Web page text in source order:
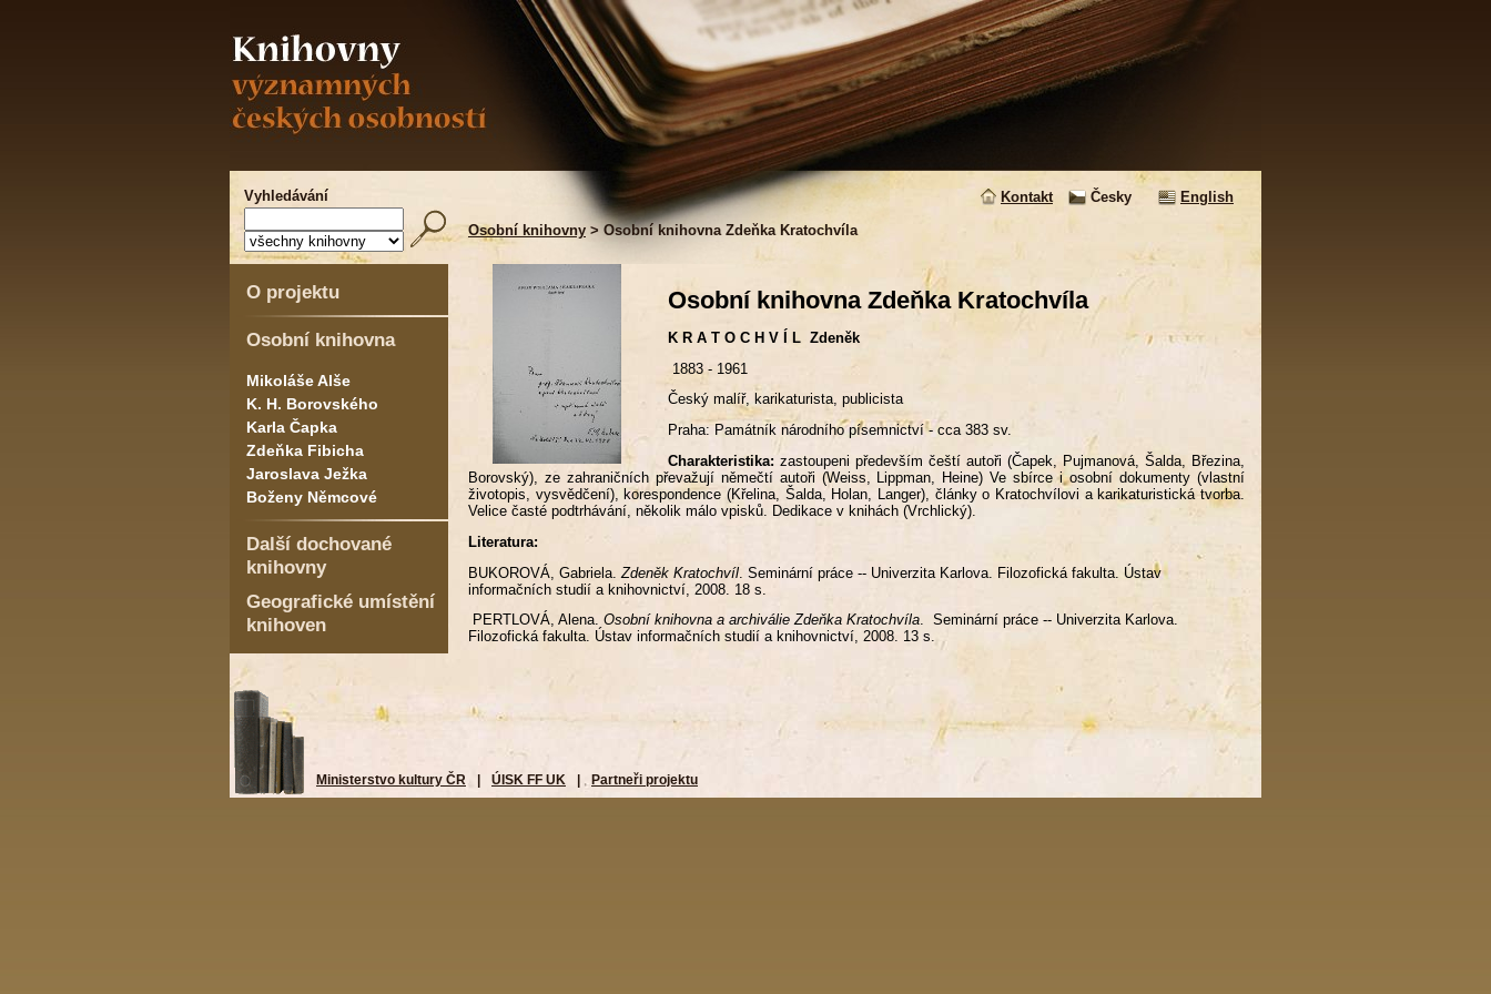
Vyhledávání Kontakt Česky
English
Osobní knihovny > Osobní knihovna Zdeňka Kratochvíla
O projektu
Osobní knihovna
Mikoláše Alše
K. H. Borovského
Karla Čapka
Zdeňka Fibicha
Jaroslava Ježka
Boženy Němcové
Další dochované
knihovny
Geografické umístění
knihoven
Osobní knihovna Zdeňka Kratochvíla
K R A T O C H V Í L Zdeněk
1883 - 1961
Český malíř, karikaturista, publicista
Praha: Památník národního písemnictví - cca 383 sv.
Charakteristika: zastoupeni především čeští autoři (Čapek, Pujmanová, Šalda, Březina,
Borovský), ze zahraničních převažují němečtí autoři (Weiss, Lippman, Heine) Ve sbírce i osobní dokumenty (vlastní
životopis, vysvědčení), korespondence (Křelina, Šalda, Holan, Langer), články o Kratochvílovi a karikaturistická tvorba.
Velice časté podtrhávání, několik málo vpisků. Dedikace v knihách (Vrchlický).
Literatura:
BUKOROVÁ, Gabriela. Zdeněk Kratochvíl . Seminární práce -- Univerzita Karlova. Filozofická fakulta. Ústav
informačních studií a knihovnictví, 2008. 18 s.
PERTLOVÁ, Alena. Osobní knihovna a archiválie Zdeňka Kratochvíla. Seminární práce -- Univerzita Karlova.
Filozofická fakulta. Ústav informačních studií a knihovnictví, 2008. 13 s.
Ministerstvo kultury ČR ÚISK FF UK Partneři projektu